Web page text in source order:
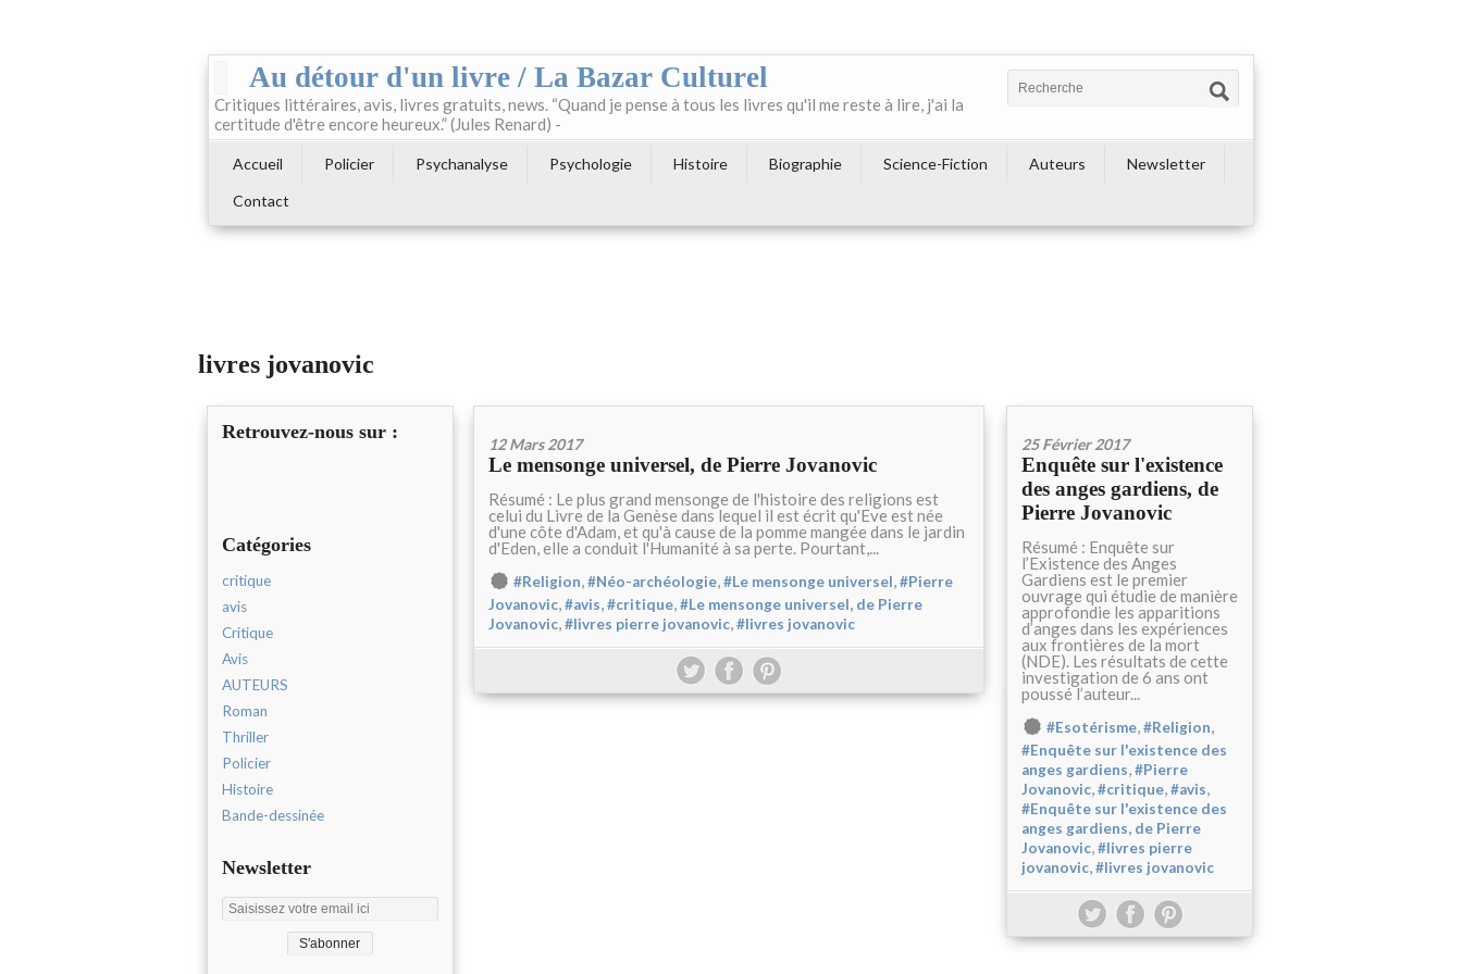
Au détour d'un livre / La Bazar Culturel
Critiques littéraires, avis, livres gratuits, news. “Quand je pense à tous les livres qu'il me reste à lire, j'ai la
certitude d'être encore heureux.” (Jules Renard) -
Accueil Policier Psychanalyse Psychologie Histoire Biographie Science-Fiction Auteurs
Newsletter
Contact
livres jovanovic
Retrouvez-nous sur :
Catégories
critique
avis
Critique
Avis
AUTEURS
Roman
Thriller
Policier
Histoire
Bande-dessinée
Newsletter
12 Mars 2017
Le mensonge universel, de Pierre Jovanovic
Résumé : Le plus grand mensonge de l'histoire des religions est
celui du Livre de la Genèse dans lequel il est écrit qu'Eve est née
d'une côte d'Adam, et qu'à cause de la pomme mangée dans le jardin
d'Eden, elle a conduit l'Humanité à sa perte. Pourtant,...
#Religion,#Néo-archéologie,#Le mensonge universel,#Pierre
Jovanovic,#avis,#critique,#Le mensonge universel, de Pierre
Jovanovic,#livres pierre jovanovic,#livres jovanovic
25 Février 2017
Enquête sur l'existence
des anges gardiens, de
Pierre Jovanovic
Résumé : Enquête sur
l’Existence des Anges
Gardiens est le premier
ouvrage qui étudie de manière
approfondie les apparitions
d’anges dans les expériences
aux frontières de la mort
(NDE). Les résultats de cette
investigation de 6 ans ont
poussé l’auteur...
#Esotérisme,#Religion,
#Enquête sur l'existence des
anges gardiens,#Pierre
Jovanovic,#critique,#avis,
#Enquête sur l'existence des
anges gardiens, de Pierre
Jovanovic,#livres pierre
jovanovic,#livres jovanovic